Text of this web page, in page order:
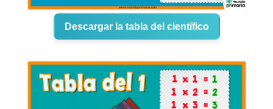
Descargar la tabla del científico